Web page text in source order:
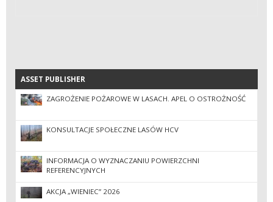
ASSET PUBLISHER
ASSET PUBLISHER
ZAGROŻENIE POŻAROWE W LASACH. APEL O OSTROŻNOŚĆ
KONSULTACJE SPOŁECZNE LASÓW HCV
INFORMACJA O WYZNACZANIU POWIERZCHNI
REFERENCYJNYCH
AKCJA „WIENIEC” 2026